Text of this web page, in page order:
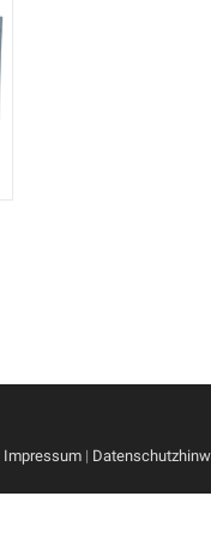
Impressum |